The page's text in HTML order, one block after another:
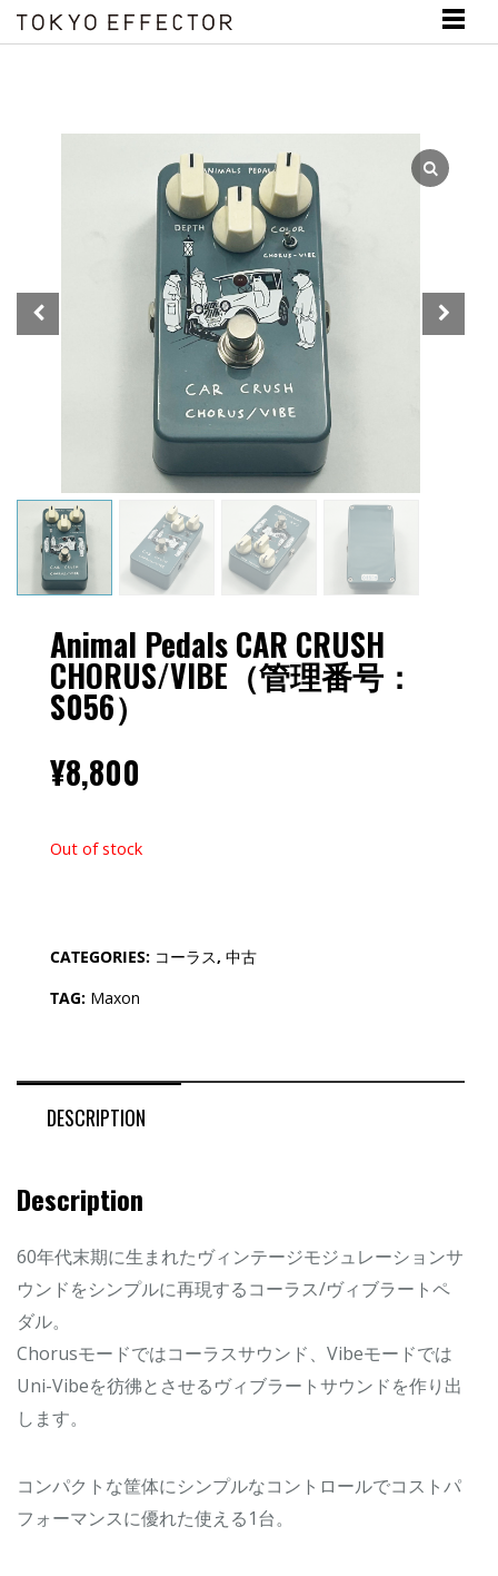
Animal Pedals CAR CRUSH
CHORUS/VIBE（管理番号：
S056）
¥8,800
Out of stock
CATEGORIES: コーラス, 中古
TAG: Maxon
DESCRIPTION
Description
60年代末期に生まれたヴィンテージモジュレーションサ
ウンドをシンプルに再現するコーラス/ヴィブラートペ
ダル。
Chorusモードではコーラスサウンド、Vibeモードでは
Uni-Vibeを彷彿とさせるヴィブラートサウンドを作り出
します。
コンパクトな筐体にシンプルなコントロールでコストパ
フォーマンスに優れた使える1台。